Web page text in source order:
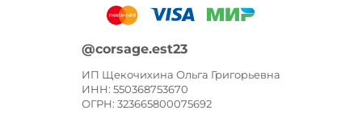
@corsage.est23
ИП Щекочихина Ольга Григорьевна
ИНН: 550368753670
ОГРН: 323665800075692